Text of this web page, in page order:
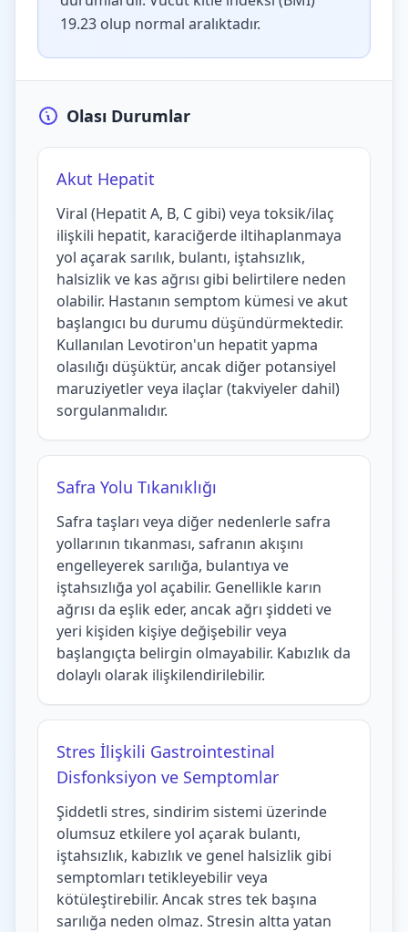
19.23 olup normal aralıktadır.
Olası Durumlar
Akut Hepatit
Viral (Hepatit A, B, C gibi) veya toksik/ilaç
ilişkili hepatit, karaciğerde iltihaplanmaya
yol açarak sarılık, bulantı, iştahsızlık,
halsizlik ve kas ağrısı gibi belirtilere neden
olabilir. Hastanın semptom kümesi ve akut
başlangıcı bu durumu düşündürmektedir.
Kullanılan Levotiron'un hepatit yapma
olasılığı düşüktür, ancak diğer potansiyel
maruziyetler veya ilaçlar (takviyeler dahil)
sorgulanmalıdır.
Safra Yolu Tıkanıklığı
Safra taşları veya diğer nedenlerle safra
yollarının tıkanması, safranın akışını
engelleyerek sarılığa, bulantıya ve
iştahsızlığa yol açabilir. Genellikle karın
ağrısı da eşlik eder, ancak ağrı şiddeti ve
yeri kişiden kişiye değişebilir veya
başlangıçta belirgin olmayabilir. Kabızlık da
dolaylı olarak ilişkilendirilebilir.
Stres İlişkili Gastrointestinal
Disfonksiyon ve Semptomlar
Şiddetli stres, sindirim sistemi üzerinde
olumsuz etkilere yol açarak bulantı,
iştahsızlık, kabızlık ve genel halsizlik gibi
semptomları tetikleyebilir veya
kötüleştirebilir. Ancak stres tek başına
sarılığa neden olmaz. Stresin altta yatan